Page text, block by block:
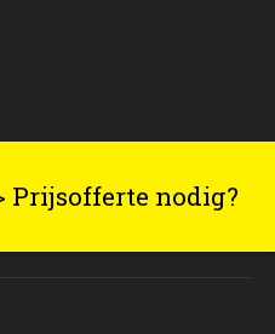
Prijsofferte nodig?